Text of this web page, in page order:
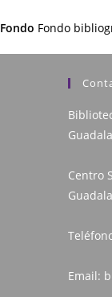
Fondo Fondo
Centro
Email: